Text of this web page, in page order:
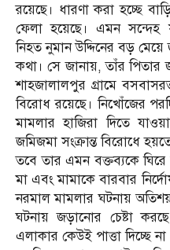
রয়েছে। ধারণা করা হচ্ছে
ফেলা হয়েছে। এমন
নিহত নুমান উদ্দিনের বড় মেয়ে
কথা। সে জানায়, তাঁর পিতার
শাহজালালপুর গ্রামে
বিরোধ রয়েছে। নিখোঁজের
মামলার হাজিরা দিতে
জমিজমা সংক্রান্ত বিরোধে
তবে তার এমন বক্তব্যকে ঘিরে
মা এবং মামাকে বারবার
নরমাল মামলার ঘটনায়
ঘটনায় জড়ানোর চেষ্টা
এলাকার কেউই পাত্তা দিচ্ছে